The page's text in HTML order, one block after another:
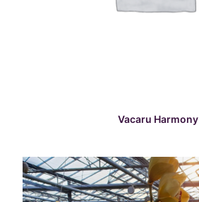
READ MORE
Vacaru Harmony